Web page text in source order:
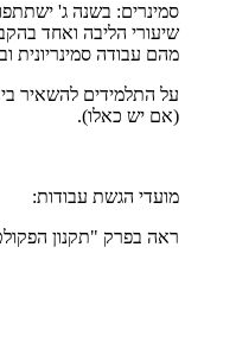
סמינרים: בשנה ג'
מהם עבודה סמינריונית
על התלמידים להשאיר
(אם יש כאלו).
מועדי הגשת עבודות:
ראה בפרק "תקנון